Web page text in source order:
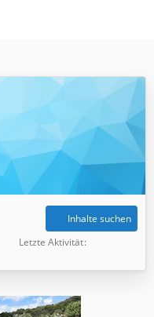
Inhalte suchen
Letzte Aktivität